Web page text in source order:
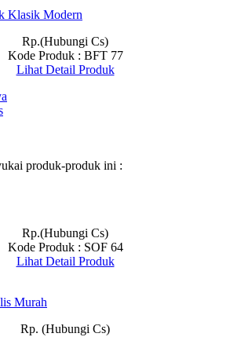
Rp.(Hubungi Cs)
Kode Produk : BFT 77
Lihat Detail Produk
produk-produk ini :
Rp.(Hubungi Cs)
Kode Produk : SOF 64
Lihat Detail Produk
Rp. (Hubungi Cs)